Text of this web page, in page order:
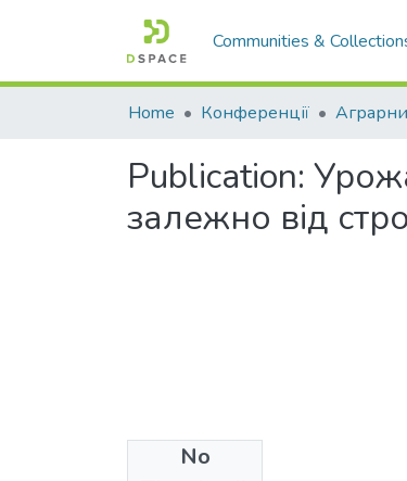
Communities &
Home Конференції
Publication:
залежно від
No